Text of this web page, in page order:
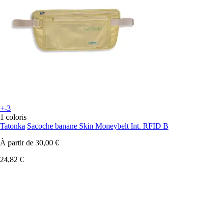
+-3
1 coloris
Tatonka Sacoche banane Skin Moneybelt Int. RFID B
À partir de 30,00 €
24,82 €